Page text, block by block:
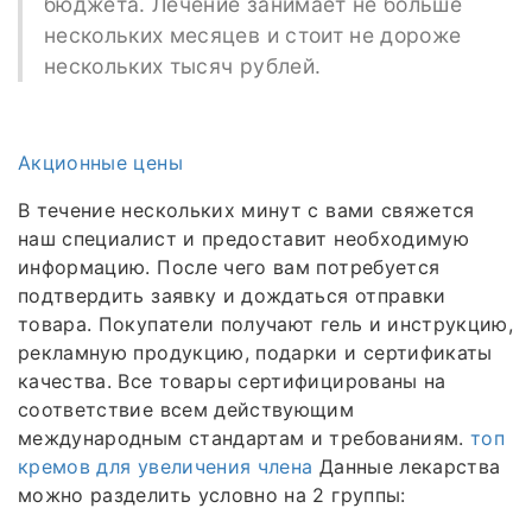
нескольких месяцев и стоит не дороже
нескольких тысяч рублей.
Акционные цены
В течение нескольких минут с вами свяжется
наш специалист и предоставит необходимую
информацию. После чего вам потребуется
подтвердить заявку и дождаться отправки
товара. Покупатели получают гель и инструкцию,
рекламную продукцию, подарки и сертификаты
качества. Все товары сертифицированы на
соответствие всем действующим
международным стандартам и требованиям.топ
кремов для увеличения члена Данные лекарства
можно разделить условно на 2 группы: